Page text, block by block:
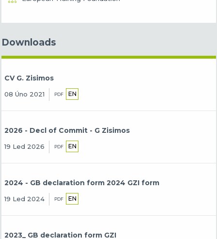
Downloads
CV G. Zisimos
08 Úno 2021 PDF EN
2026 - Decl of Commit - G Zisimos
19 Led 2026 PDF EN
2024 - GB declaration form 2024 GZI form
19 Led 2024 PDF EN
2023_ GB declaration form GZI